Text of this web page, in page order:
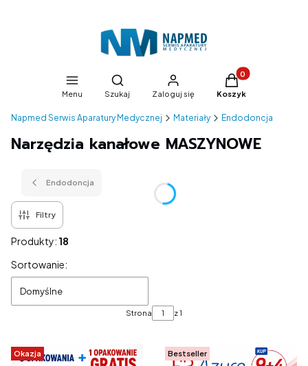
Menu
Otwórz wyszukiwarkę
Szukaj Zaloguj się
Produkty w
Koszyk
Napmed Serwis Aparatury Medycznej Materiały Endodoncja
Narzędzia kanałowe MASZYNOWE
Endodoncja
Filtry
Produkty: 18
Lista produktów
Sortowanie:
Domyślne
Strona z 1
Okazja Bestseller